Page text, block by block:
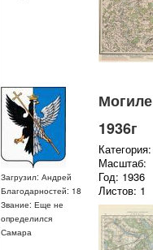
Загрузил: Андрей
Благодарностей: 18
Звание: Еще не
определился
Самара
1936г
Масштаб:
Год: 1936
Листов: 1